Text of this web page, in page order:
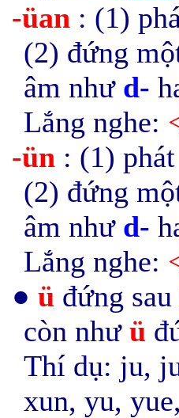
-üan : (1)
(2) đứng
âm như d-
Lắng nghe:
-ün : (1)
(2) đứng
âm như d-
Lắng nghe:
● ü đứng sau
còn như ü
Thí dụ: ju,
xun, yu,